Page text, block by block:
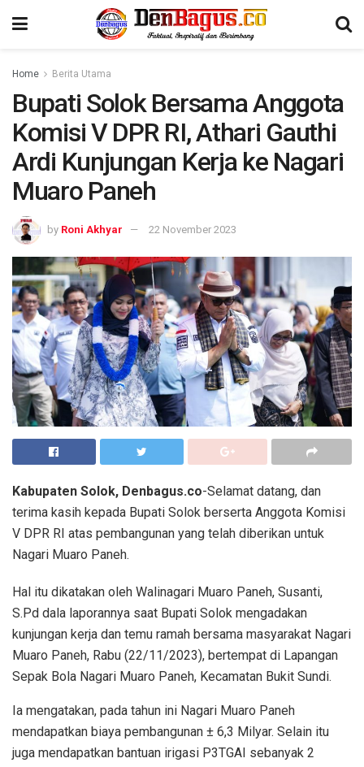
Home Berita Utama
Bupati Solok Bersama Anggota
Komisi V DPR RI, Athari Gauthi
Ardi Kunjungan Kerja ke Nagari
Muaro Paneh
by Roni Akhyar 22 November 2023
Kabupaten Solok, Denbagus.co-Selamat datang, dan
terima kasih kepada Bupati Solok berserta Anggota Komisi
V DPR RI atas pembangunan yang telah diberikan untuk
Nagari Muaro Paneh.
Hal itu dikatakan oleh Walinagari Muaro Paneh, Susanti,
S.Pd dala laporannya saat Bupati Solok mengadakan
kunjungan kerja dan temu ramah bersama masyarakat Nagari
Muaro Paneh, Rabu (22/11/2023), bertempat di Lapangan
Sepak Bola Nagari Muaro Paneh, Kecamatan Bukit Sundi.
Ia mengatakan, pada tahun ini Nagari Muaro Paneh
mendapatkan biaya pembangunan ± 6,3 Milyar. Selain itu
juga mendapatkan bantuan irigasi P3TGAI sebanyak 2